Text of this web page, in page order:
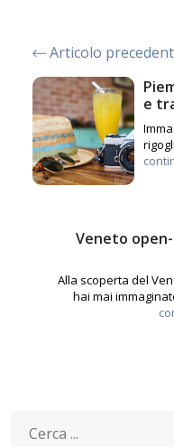
Articolo
e
Veneto
Alla scoperta del
hai mai